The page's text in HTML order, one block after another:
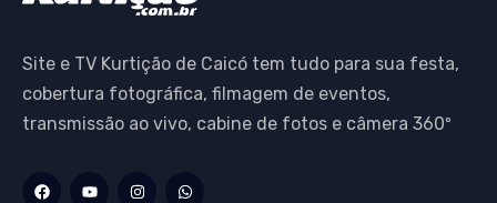
Site e TV Kurtição de Caicó tem tudo para sua festa,
cobertura fotográfica, filmagem de eventos,
transmissão ao vivo, cabine de fotos e câmera 360º